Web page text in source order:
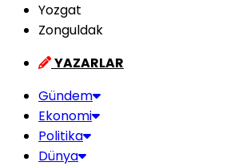
Yozgat
Zonguldak
YAZARLAR
Gündem
Ekonomi
Politika
Dünya